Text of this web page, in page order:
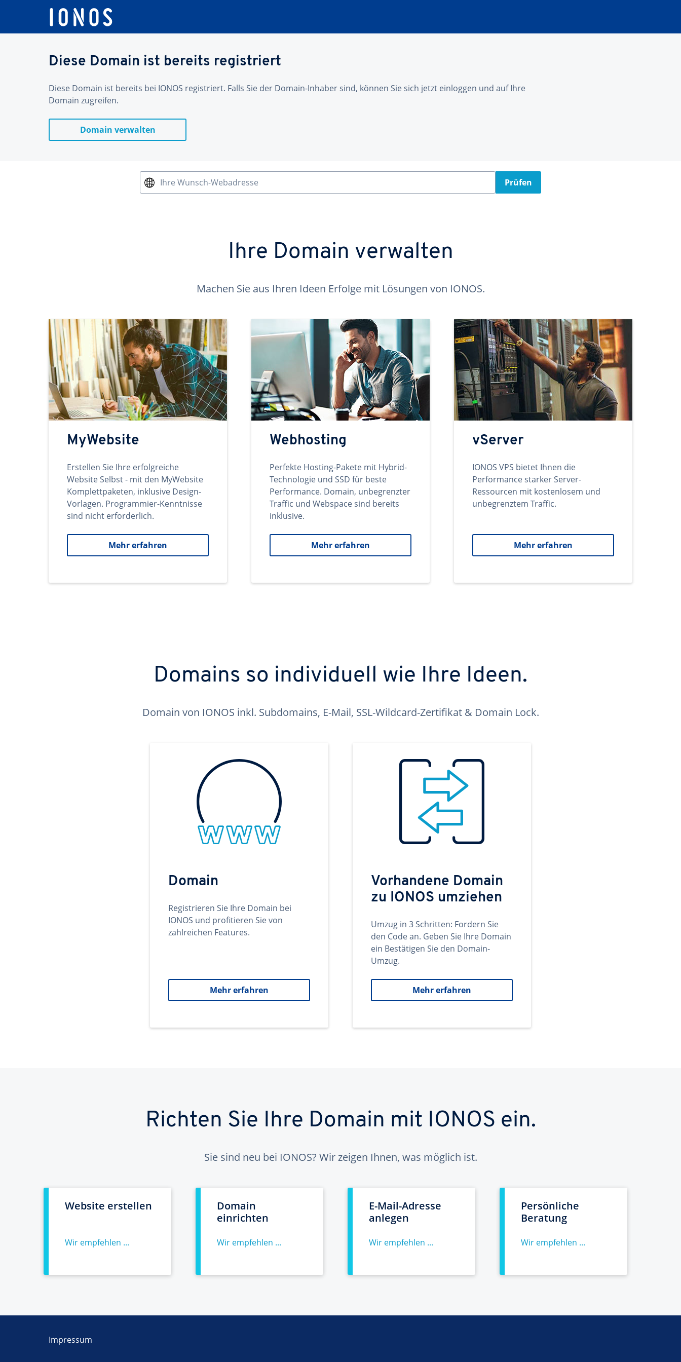
Diese Domain ist bereits registriert
Diese Domain ist bereits bei IONOS registriert. Falls Sie der Domain-Inhaber sind, können Sie sich jetzt einloggen und auf Ihre
Domain zugreifen.
Domain verwalten
Ihre Wunsch-Webadresse Prüfen
Ihre Domain verwalten
Machen Sie aus Ihren Ideen Erfolge mit Lösungen von IONOS.
MyWebsite
Erstellen Sie Ihre erfolgreiche
Website Selbst - mit den MyWebsite
Komplettpaketen, inklusive Design-
Vorlagen. Programmier-Kenntnisse
sind nicht erforderlich.
Mehr erfahren
Webhosting
Perfekte Hosting-Pakete mit Hybrid-
Technologie und SSD für beste
Performance. Domain, unbegrenzter
Traffic und Webspace sind bereits
inklusive.
Mehr erfahren
vServer
IONOS VPS bietet Ihnen die
Performance starker Server-
Ressourcen mit kostenlosem und
unbegrenztem Traffic.
Mehr erfahren
Domains so individuell wie Ihre Ideen.
Domain von IONOS inkl. Subdomains, E-Mail, SSL-Wildcard-Zertifikat & Domain Lock.
Domain
Registrieren Sie Ihre Domain bei
IONOS und profitieren Sie von
zahlreichen Features.
Mehr erfahren
Vorhandene Domain
zu IONOS umziehen
Umzug in 3 Schritten: Fordern Sie
den Code an. Geben Sie Ihre Domain
ein Bestätigen Sie den Domain-
Umzug.
Mehr erfahren
Richten Sie Ihre Domain mit IONOS ein.
Sie sind neu bei IONOS? Wir zeigen Ihnen, was möglich ist.
Website erstellen
Wir empfehlen ...
Domain
einrichten
Wir empfehlen ...
E-Mail-Adresse
anlegen
Wir empfehlen ...
Persönliche
Beratung
Wir empfehlen ...
Impressum